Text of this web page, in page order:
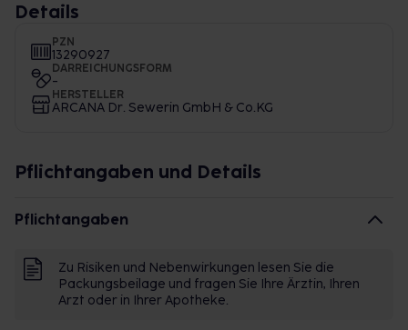
Details
PZN
13290927
DARREICHUNGSFORM
-
HERSTELLER
ARCANA Dr. Sewerin GmbH & Co.KG
Pflichtangaben und Details
Pflichtangaben
Zu Risiken und Nebenwirkungen lesen Sie die
Packungsbeilage und fragen Sie Ihre Ärztin, Ihren
Arzt oder in Ihrer Apotheke.